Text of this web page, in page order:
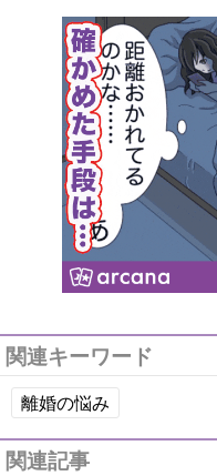
関連キーワード
離婚の悩み
関連記事